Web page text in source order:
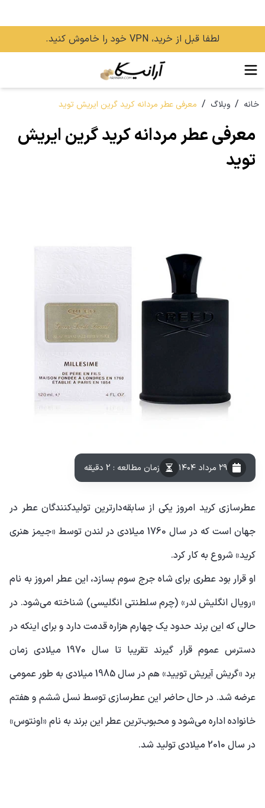
لطفا قبل از خرید، VPN خود را خاموش کنید.
خانه / وبلاگ / معرفی عطر مردانه کرید گرین ایریش توید
معرفی عطر مردانه کرید گرین ایریش
توید
۲۹ مرداد ۱۴۰۴ زمان مطالعه : 2 دقیقه
عطرسازی کرید امروز یکی از سابقه‌دارترین تولیدکنندگان عطر در
جهان است که در سال 1760 میلادی در لندن توسط «جیمز هنری
کرید» شروع به کار کرد.
او قرار بود عطری برای شاه جرج سوم بسازد، این عطر امروز به نام
«رویال انگلیش لدر» (چرم سلطنتی انگلیسی) شناخته می‌شود. در
حالی که این برند حدود یک چهارم هزاره قدمت دارد و برای اینکه در
دسترس عموم قرار گیرند تقریبا تا سال 1970 میلادی زمان
برد «گریش آیریش تویید» هم در سال 1985 میلادی به طور عمومی
عرضه شد. در حال حاضر این عطرسازی توسط نسل ششم و هفتم
خانواده اداره می‌شود و محبوب‌ترین عطر این برند به نام «اونتوس»
در سال 2010 میلادی تولید شد.